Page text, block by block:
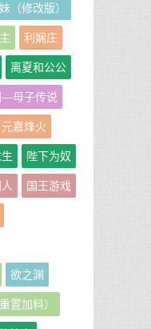
（修改版）
利娴庄
离夏和公公
—母子传说
元嘉烽火
陛下为奴
国王游戏
欲之渊
置加料）